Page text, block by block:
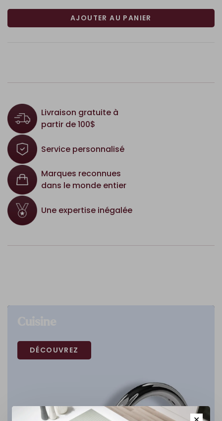
AJOUTER AU PANIER
Livraison gratuite à
partir de 100$
Service personnalisé
Marques reconnues
dans le monde entier
Une expertise inégalée
DÉCOUVREZ